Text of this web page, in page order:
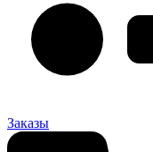
Заказы